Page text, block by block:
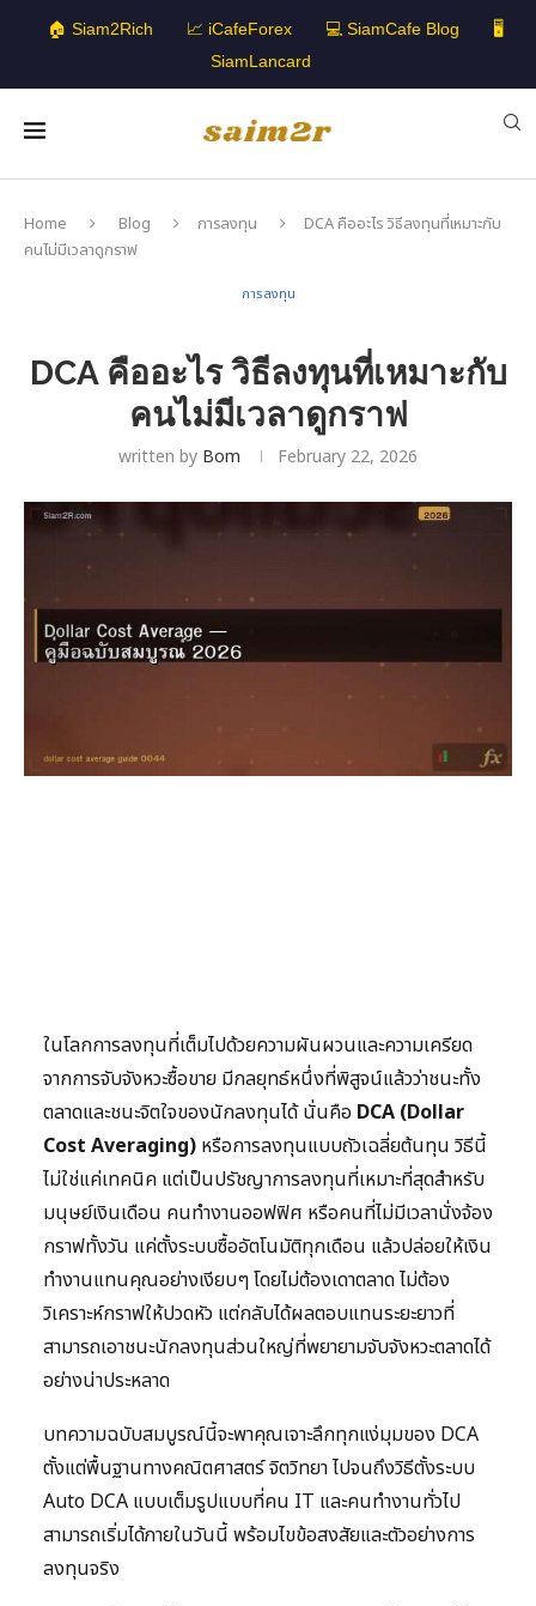
🏠 Siam2Rich 📈 iCafeForex 💻 SiamCafe Blog
🖥️
SiamLancard
Home Blog การลงทุน
DCA คืออะไร วิธีลงทุนที่เหมาะกับ
คนไม่มีเวลาดูกราฟ
การลงทุน
DCA คืออะไร วิธีลงทุนที่เหมาะกับ
คนไม่มีเวลาดูกราฟ
written by Bom February 22, 2026
ในโลกการลงทุนที่เต็มไปด้วยความผันผวนและความเครียด
จากการจับจังหวะซื้อขาย มีกลยุทธ์หนึ่งที่พิสูจน์แล้วว่าชนะทั้ง
ตลาดและชนะจิตใจของนักลงทุนได้ นั่นคือ DCA (Dollar
Cost Averaging) หรือการลงทุนแบบถัวเฉลี่ยต้นทุน วิธีนี้
ไม่ใช่แค่เทคนิค แต่เป็นปรัชญาการลงทุนที่เหมาะที่สุดสำหรับ
มนุษย์เงินเดือน คนทำงานออฟฟิศ หรือคนที่ไม่มีเวลานั่งจ้อง
กราฟทั้งวัน แค่ตั้งระบบซื้ออัตโนมัติทุกเดือน แล้วปล่อยให้เงิน
ทำงานแทนคุณอย่างเงียบๆ โดยไม่ต้องเดาตลาด ไม่ต้อง
วิเคราะห์กราฟให้ปวดหัว แต่กลับได้ผลตอบแทนระยะยาวที่
สามารถเอาชนะนักลงทุนส่วนใหญ่ที่พยายามจับจังหวะตลาดได้
อย่างน่าประหลาด
บทความฉบับสมบูรณ์นี้จะพาคุณเจาะลึกทุกแง่มุมของ DCA
ตั้งแต่พื้นฐานทางคณิตศาสตร์ จิตวิทยา ไปจนถึงวิธีตั้งระบบ
Auto DCA แบบเต็มรูปแบบที่คน IT และคนทำงานทั่วไป
สามารถเริ่มได้ภายในวันนี้ พร้อมไขข้อสงสัยและตัวอย่างการ
ลงทุนจริง